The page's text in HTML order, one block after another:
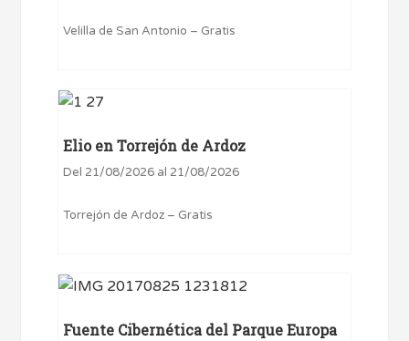
Velilla de San Antonio – Gratis
Elio en Torrejón de Ardoz
Del 21/08/2026 al 21/08/2026
Torrejón de Ardoz – Gratis
Fuente Cibernética del Parque Europa